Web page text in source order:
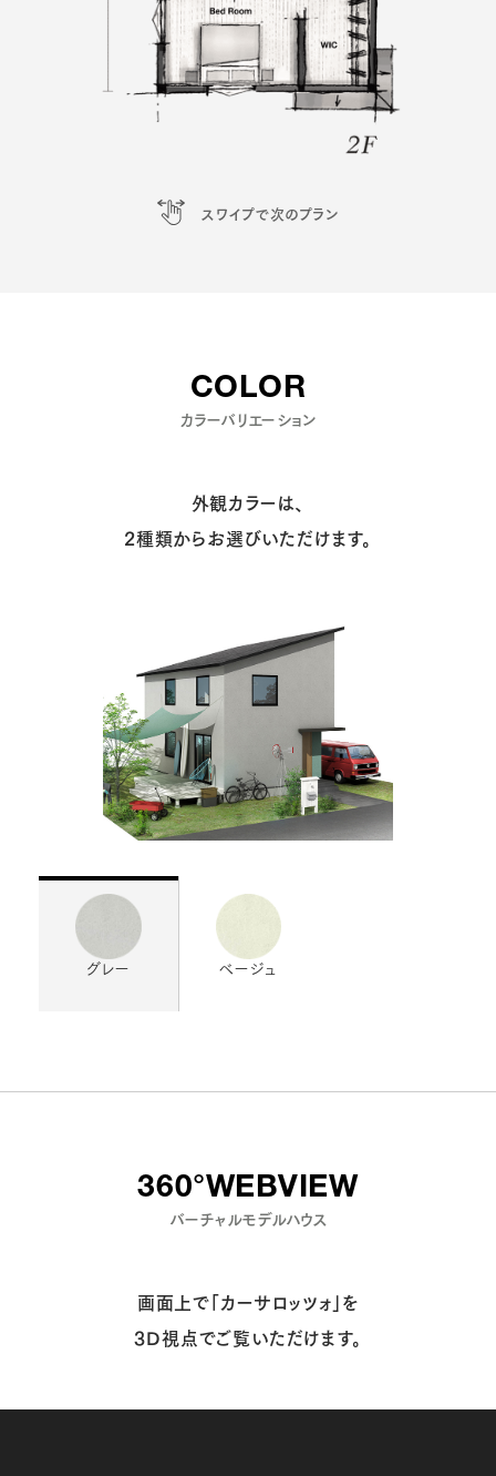
スワイプで次のプラン
COLOR
カラーバリエーション
外観カラーは、
2種類からお選びいただけます。
グレー ベージュ
360°WEBVIEW
バーチャルモデルハウス
画面上で「カーサロッツォ」を
3D視点でご覧いただけます。